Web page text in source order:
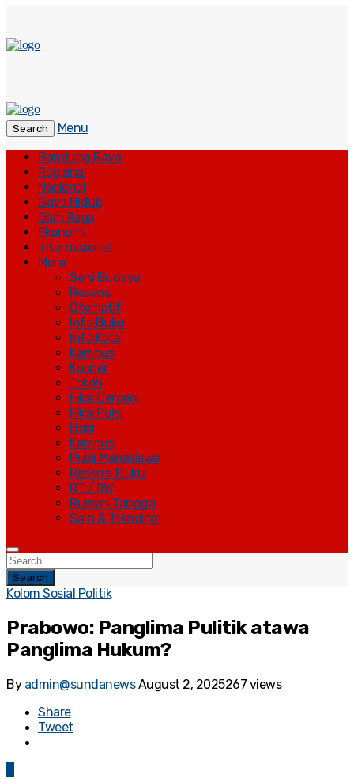
Search
Menu
Bandung Raya
Regional
Nasional
Gaya Hidup
Olah Raga
Ekonomi
Internasional
More
Seni Budaya
Resensi
Otomotif
Info Buku
Info Kota
Kampus
Kuliner
Tokoh
Fiksi Cerpen
Fiksi Puisi
Hobi
Kampus
Puisi Mahasiswa
Resensi Buku
RT / RW
Rumah Tangga
Sain & Teknologi
Search
Kolom Sosial Politik
Prabowo: Panglima Pulitik atawa
Panglima Hukum?
By admin@sundanews August 2, 2025267 views
Share
Tweet